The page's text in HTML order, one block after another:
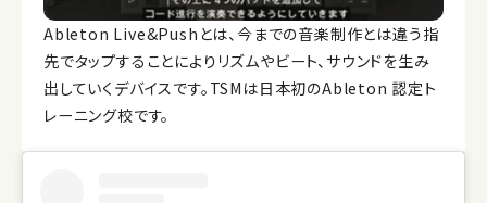
Ableton Live&Pushとは、今までの音楽制作とは違う指
先でタップすることによりリズムやビート、サウンドを生み
出していくデバイスです。TSMは日本初のAbleton 認定ト
レーニング校です。